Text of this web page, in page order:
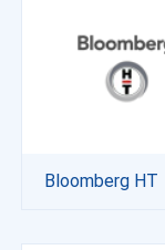
Bloomberg HT